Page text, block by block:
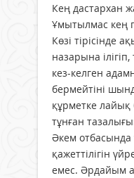
Кең дастархан
Ұмытылмас кең
Көзі тірісінде
назарына
кез-келген
бермейтіні
құрметке лайық
тұнған
Әкем отбасында
қажеттілігін
емес. Әрдайым